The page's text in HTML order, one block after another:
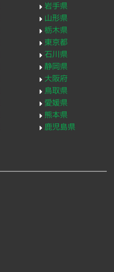
岩手県
山形県
栃木県
東京都
石川県
静岡県
大阪府
鳥取県
愛媛県
熊本県
鹿児島県